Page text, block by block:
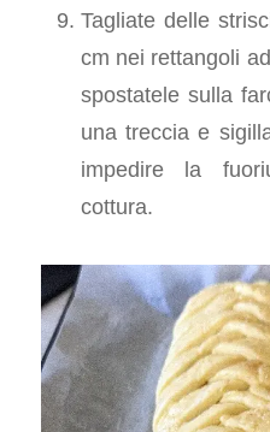
Tagliate delle
cm nei rettangoli
spostatele sulla
una treccia e
impedire la
cottura.